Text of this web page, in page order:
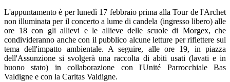
L'appuntamento è per lunedì 17 febbraio prima alla Tour de l'Archet
non illuminata per il concerto a lume di candela (ingresso libero) alle
ore 18 con gli allievi e le allieve delle scuole di Morgex, che
condivideranno anche con il pubblico alcune letture per riflettere sul
tema dell'impatto ambientale. A seguire, alle ore 19, in piazza
dell'Assunzione si svolgerà una raccolta di abiti usati (lavati e in
buono stato) in collaborazione con l'Unité Parrocchiale Bas
Valdigne e con la Caritas Valdigne.